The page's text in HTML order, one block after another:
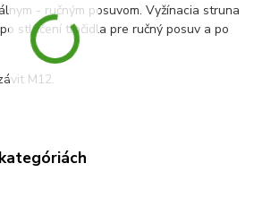
- ručným posuvom. Vyžínacia struna
stlačení tlačidla pre ručný posuv a po
M12.